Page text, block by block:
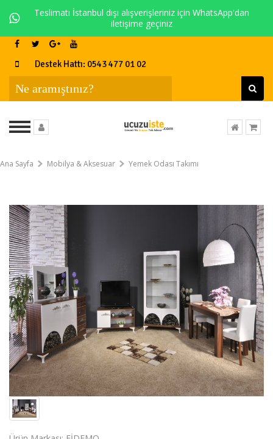
Teslimatı İstanbul dışı alışverişleriniz için WhatsApp'dan
iletişime geçiniz
Destek Hattı: 0543 477 01 02
Ana Sayfa Mobilya & Aksesuar Yemek Odası Takımı